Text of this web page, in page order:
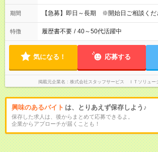
期間 【急募】即日～長期 ※開始日ご相談くだ
特徴 履歴書不要 / 40～50代活躍中
気になる！ 応募する
掲載元企業名 株式会社スタッフサービス ＩＴソリュー
興味のあるバイト は、とりあえず保存しよう♪
保存した求人は、後からまとめて応募できるよ。
企業からアプローチが届くことも！